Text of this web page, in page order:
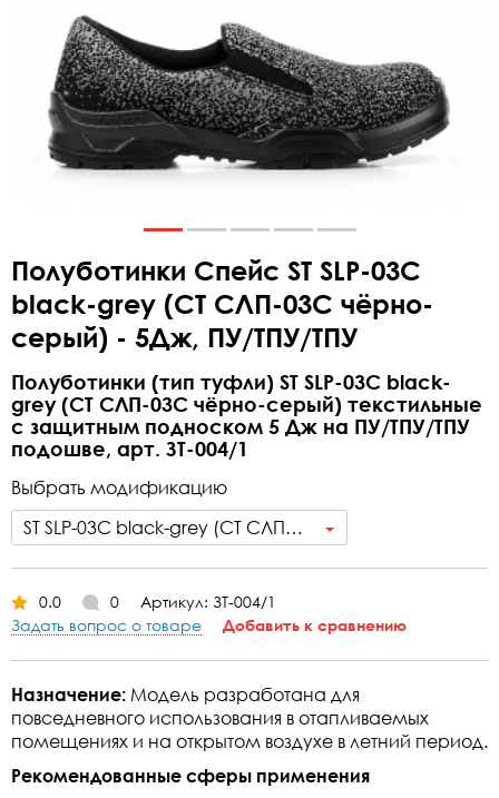
Полуботинки Спейс ST SLP-03C
black-grey (СТ СЛП-03С чёрно-
серый) - 5Дж, ПУ/ТПУ/ТПУ
Полуботинки (тип туфли) ST SLP-03C black-
grey (СТ СЛП-03С чёрно-серый) текстильные
с защитным подноском 5 Дж на ПУ/ТПУ/ТПУ
подошве, арт. ЗТ-004/1
Выбрать модификацию
ST SLP-03C black-grey (СТ СЛП-03С чёрно-серый) - 5Дж, ПУ/ТПУ/ТПУ
0.0 0
Артикул: ЗТ-004/1
Задать вопрос о товаре
Добавить к сравнению
Назначение: Модель разработана для
повседневного использования в отапливаемых
помещениях и на открытом воздухе в летний период.
Рекомендованные сферы применения